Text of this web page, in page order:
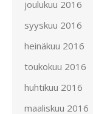
joulukuu 2016
syyskuu 2016
heinäkuu 2016
toukokuu 2016
huhtikuu 2016
maaliskuu 2016